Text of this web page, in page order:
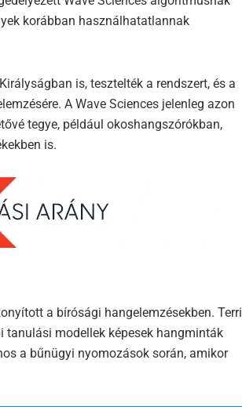
korábban használhatatlannak
is, tesztelték a rendszert, és a
A Wave Sciences jelenleg azon
tegye, például okoshangszórókban,
is.
a bírósági hangelemzésekben. Terri
tanulási modellek képesek hangminták
a bűnügyi nyomozások során, amikor